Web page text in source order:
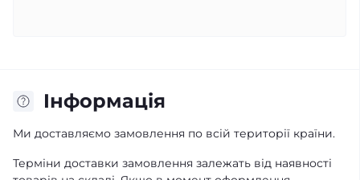
Iнформація
Ми доставляємо замовлення по всій території країни.
Терміни доставки замовлення залежать від наявності